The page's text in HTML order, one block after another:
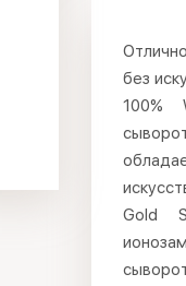
без
100%
Gold